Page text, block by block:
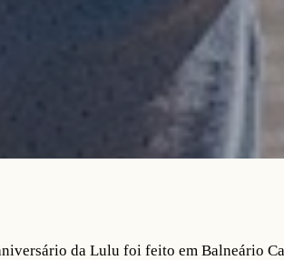
da Lulu foi feito em Balneário